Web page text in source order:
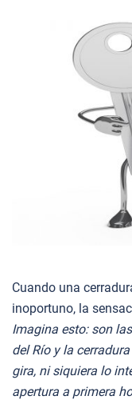
Cuando una
inoportuno, la
Imagina esto: son
del Río y la
gira, ni siquiera lo
apertura a primera